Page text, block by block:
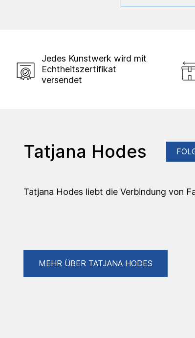
Jedes Kunstwerk wird mit
Echtheitszertifikat
versendet
Tatjana Hodes
Tatjana Hodes liebt die Verbindung von
MEHR ÜBER TATJANA HODES